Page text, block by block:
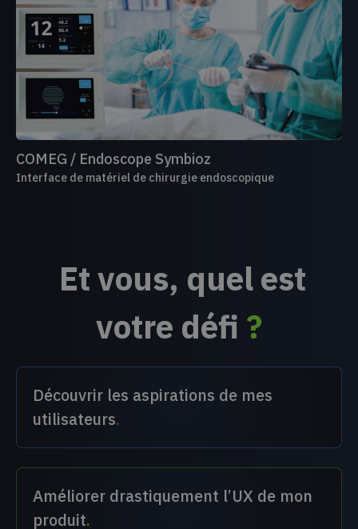
COMEG / Endoscope Symbioz
Interface de matériel de chirurgie endoscopique
Et vous, quel est
votre défi ?
Découvrir les aspirations de mes
utilisateurs.
Améliorer drastiquement l’UX de mon
produit.